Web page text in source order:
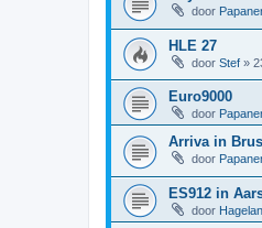
door
HLE 27
door Stef »
Euro9000
door
Arriva in
door
ES912 in
door